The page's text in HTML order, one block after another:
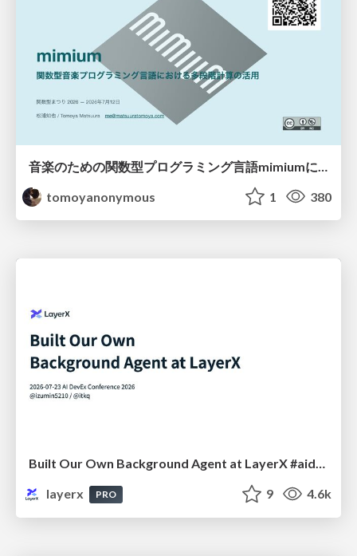
tomoyanonymous
1 380
Built Our Own Background Agent at LayerX #aidevex_findy
layerx
PRO 9 4.6k